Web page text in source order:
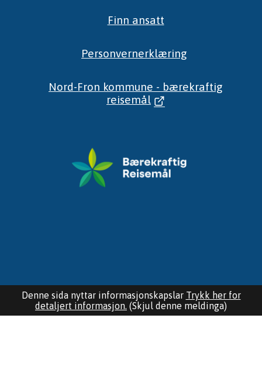
Finn ansatt
Personvernerklæring
Nord-Fron kommune - bærekraftig
reisemål
Denne sida nyttar informasjonskapslar Trykk her for
detaljert informasjon. (Skjul denne meldinga)